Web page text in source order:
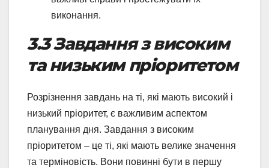
виконання.
3.3 Завдання з високим
та низьким пріоритетом
Розрізнення завдань на ті, які мають високий і
низький пріоритет, є важливим аспектом
планування дня. Завдання з високим
пріоритетом – це ті, які мають велике значення
та терміновість. Вони повинні бути в першу